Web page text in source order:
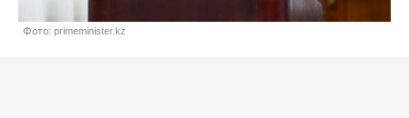
Фото: primeminister.kz